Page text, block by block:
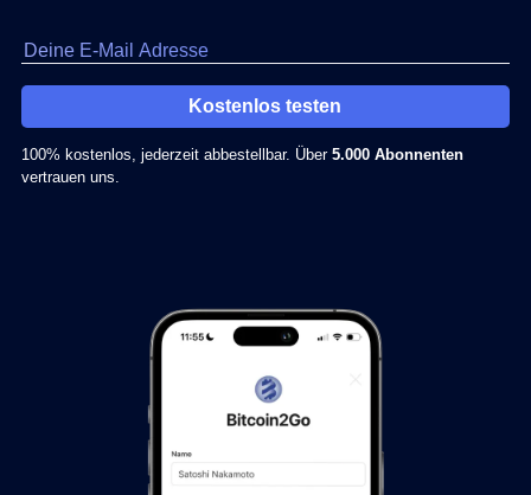
Kostenlos testen
100% kostenlos, jederzeit abbestellbar. Über 5.000 Abonnenten
vertrauen uns.